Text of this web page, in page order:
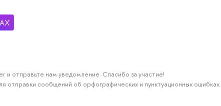
и отправьте нам уведомление. Спасибо за участие!
отправки сообщений об орфографических и пунктуационных ошибках.